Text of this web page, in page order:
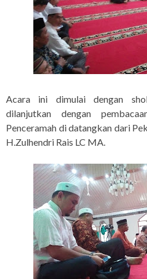
Acara ini dimulai dengan
dilanjutkan dengan
Penceramah di datangkan dari
H.Zulhendri Rais LC MA.